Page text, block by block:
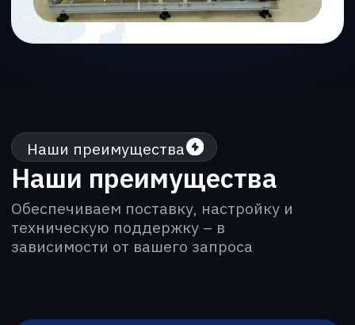
Статус дистрибьютора
Подбираем решения для
эффективной работы систем
отопления и водоснабжения
объекта и задач системы